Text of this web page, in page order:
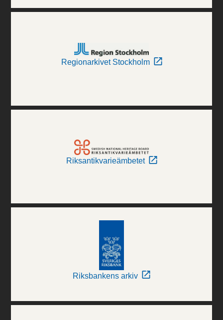
Regionarkivet Stockholm
Riksantikvarieämbetet
Riksbankens arkiv